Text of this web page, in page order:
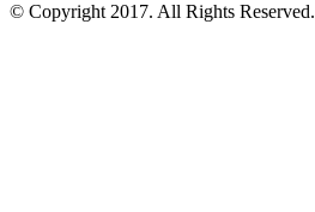
© Copyright 2017. All Rights Reserved.